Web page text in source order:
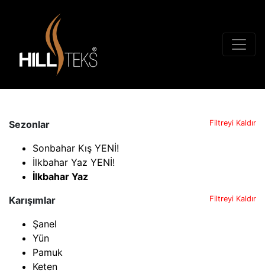
Sezonlar Filtreyi Kaldır
Sonbahar Kış YENİ!
İlkbahar Yaz YENİ!
İlkbahar Yaz
Karışımlar
Filtreyi Kaldır
Şanel
Yün
Pamuk
Keten